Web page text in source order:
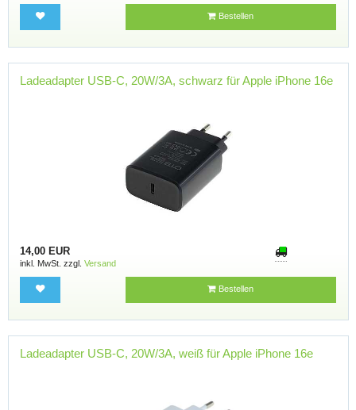
Bestellen
Ladeadapter USB-C, 20W/3A, schwarz für Apple iPhone 16e
14,00 EUR
inkl. MwSt. zzgl. Versand
Bestellen
Ladeadapter USB-C, 20W/3A, weiß für Apple iPhone 16e